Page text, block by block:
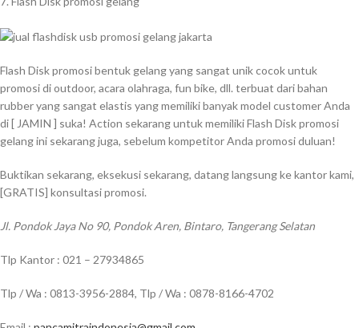
Flash Disk promosi bentuk gelang yang sangat unik cocok untuk
promosi di outdoor, acara olahraga, fun bike, dll. terbuat dari bahan
rubber yang sangat elastis yang memiliki banyak model customer Anda
di [ JAMIN ] suka! Action sekarang untuk memiliki Flash Disk promosi
gelang ini sekarang juga, sebelum kompetitor Anda promosi duluan!
Buktikan sekarang, eksekusi sekarang, datang langsung ke kantor kami,
[GRATIS] konsultasi promosi.
Jl. Pondok Jaya No 90, Pondok Aren, Bintaro, Tangerang Selatan
Tlp Kantor : 021 – 27934865
Tlp / Wa : 0813-3956-2884, Tlp / Wa : 0878-8166-4702